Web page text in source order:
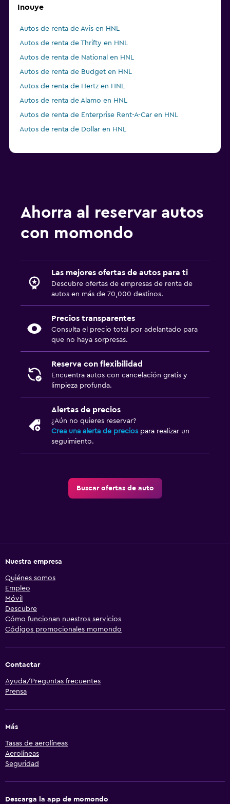
Inouye
Autos de renta de Avis en HNL
Autos de renta de Thrifty en HNL
Autos de renta de National en HNL
Autos de renta de Budget en HNL
Autos de renta de Hertz en HNL
Autos de renta de Alamo en HNL
Autos de renta de Enterprise Rent-A-Car en HNL
Autos de renta de Dollar en HNL
Ahorra al reservar autos
con momondo
Las mejores ofertas de autos para ti
Descubre ofertas de empresas de renta de
autos en más de 70,000 destinos.
Precios transparentes
Consulta el precio total por adelantado para
que no haya sorpresas.
Reserva con flexibilidad
Encuentra autos con cancelación gratis y
limpieza profunda.
Alertas de precios
¿Aún no quieres reservar?
Crea una alerta de precios para realizar un
seguimiento.
Buscar ofertas de auto
Nuestra empresa
Quiénes somos
Empleo
Móvil
Descubre
Cómo funcionan nuestros servicios
Códigos promocionales momondo
Contactar
Ayuda/Preguntas frecuentes
Prensa
Más
Tasas de aerolíneas
Aerolíneas
Seguridad
Descarga la app de momondo